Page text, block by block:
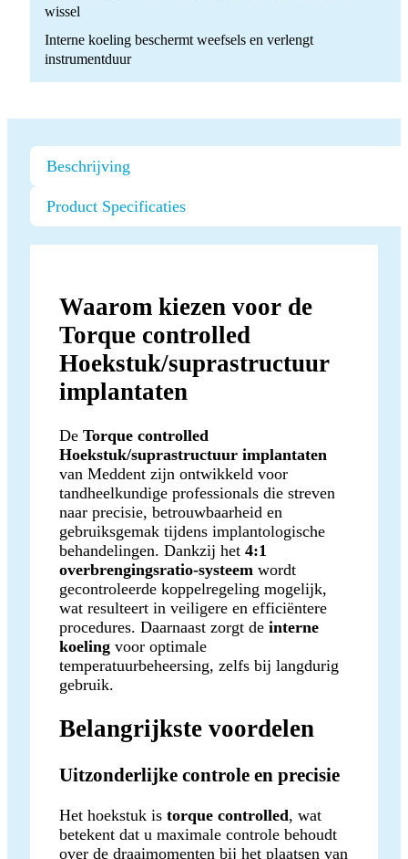
wissel
Interne koeling beschermt weefsels en verlengt
instrumentduur
Beschrijving
Product Specificaties
Waarom kiezen voor de
Torque controlled
Hoekstuk/suprastructuur
implantaten
De Torque controlled
Hoekstuk/suprastructuur implantaten
van Meddent zijn ontwikkeld voor
tandheelkundige professionals die streven
naar precisie, betrouwbaarheid en
gebruiksgemak tijdens implantologische
behandelingen. Dankzij het 4:1
overbrengingsratio-systeem wordt
gecontroleerde koppelregeling mogelijk,
wat resulteert in veiligere en efficiëntere
procedures. Daarnaast zorgt de interne
koeling voor optimale
temperatuurbeheersing, zelfs bij langdurig
gebruik.
Belangrijkste voordelen
Uitzonderlijke controle en precisie
Het hoekstuk is torque controlled, wat
betekent dat u maximale controle behoudt
over de draaimomenten bij het plaatsen van